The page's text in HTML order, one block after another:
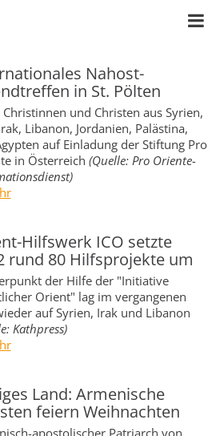
Nahost-
in St. Pölten
Christinnen und Christen aus Syrien,
Libanon, Jordanien, Palästina,
auf Einladung der Stiftung Pro
in Österreich (Quelle: Pro Oriente-
Hilfswerk ICO setzte
rund 80 Hilfsprojekte um
der Hilfe der "Initiative
Orient" lag im vergangenen
auf Syrien, Irak und Libanon
Kathpress)
Land: Armenische
feiern Weihnachten
apostolischer Patriarch von